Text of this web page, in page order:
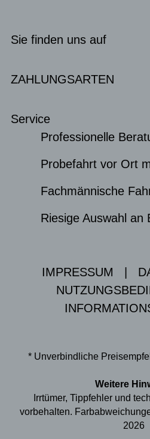
Sie finden uns auf
ZAHLUNGSARTEN
Service
Professionelle
Probefahrt vor Ort
Fachmännische
Riesige Auswahl an
IMPRESSUM
* Unverbindliche
Weitere
Irrtümer, Tippfehler und
vorbehalten.
2026